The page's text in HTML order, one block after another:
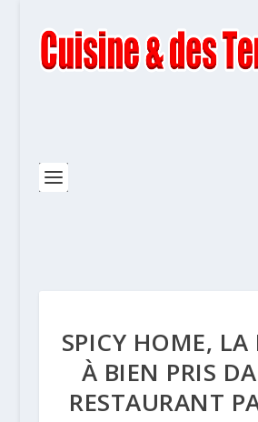
SPICY HOME, LA
À BIEN PRIS
RESTAURANT